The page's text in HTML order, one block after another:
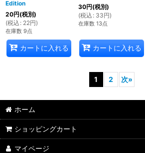
Edition
20円(税別)
(税込 : 22円)
在庫数 9点
カートに入れる
30円(税別)
(税込 : 33円)
在庫数 13点
カートに入れる
1 2 次»
ホーム
ショッピングカート
マイページ